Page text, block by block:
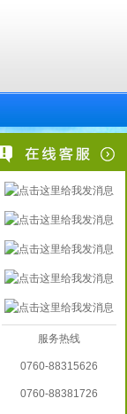
服务热线
0760-88315626
0760-88381726